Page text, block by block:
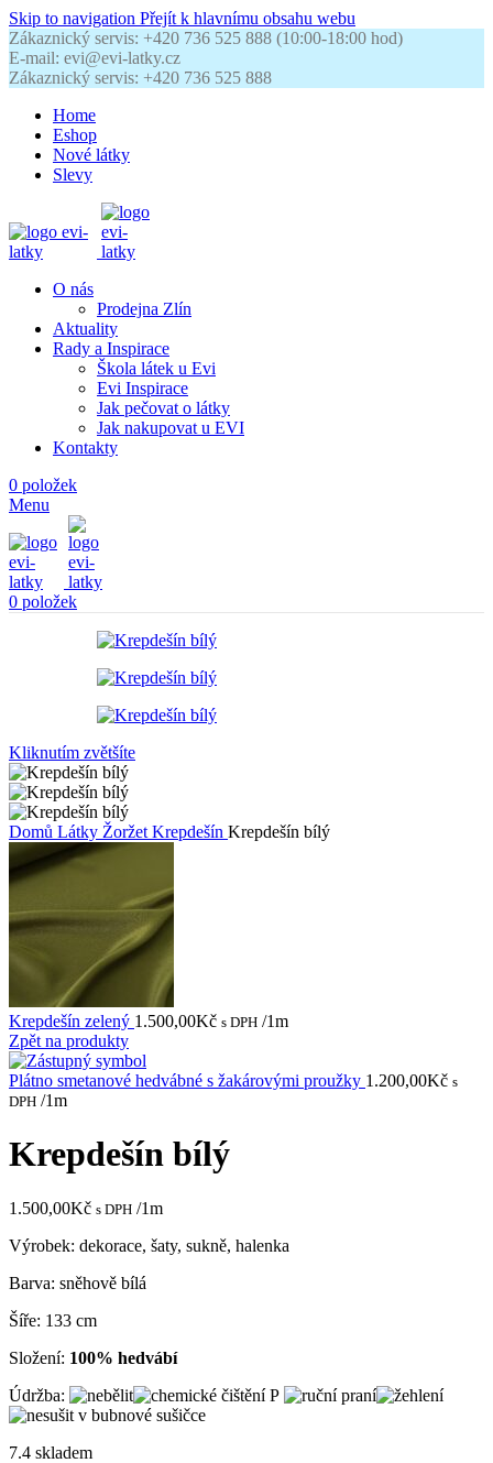
Skip to navigation Přejít k hlavnímu obsahu webu
Zákaznický servis: +420 736 525 888 (10:00-18:00 hod)
E-mail: evi@evi-latky.cz
Zákaznický servis: +420 736 525 888
Home
Eshop
Nové látky
Slevy
O nás
Prodejna Zlín
Aktuality
Rady a Inspirace
Škola látek u Evi
Evi Inspirace
Jak pečovat o látky
Jak nakupovat u EVI
Kontakty
0 položek
Menu
0 položek
Kliknutím zvětšíte
Domů Látky Žoržet Krepdešín Krepdešín bílý
Krepdešín zelený 1.500,00Kč s DPH /1m
Zpět na produkty
Plátno smetanové hedvábné s žakárovými proužky 1.200,00Kč s
DPH /1m
Krepdešín bílý
1.500,00Kč s DPH /1m
Výrobek: dekorace, šaty, sukně, halenka
Barva: sněhově bílá
Šíře: 133 cm
Složení: 100% hedvábí
Údržba:
7.4 skladem